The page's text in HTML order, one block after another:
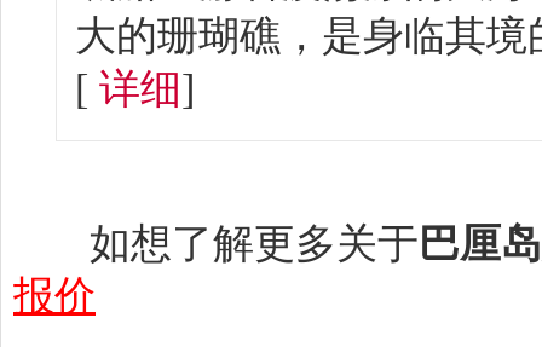
5、巴厘岛上有非常浓
岛”的说法。在印尼的
教典礼时，若想拍摄活
会等宗教场合衣着整洁
大的珊瑚礁，是身临其
[ 详细]
如想了解更多关于 巴厘
报价